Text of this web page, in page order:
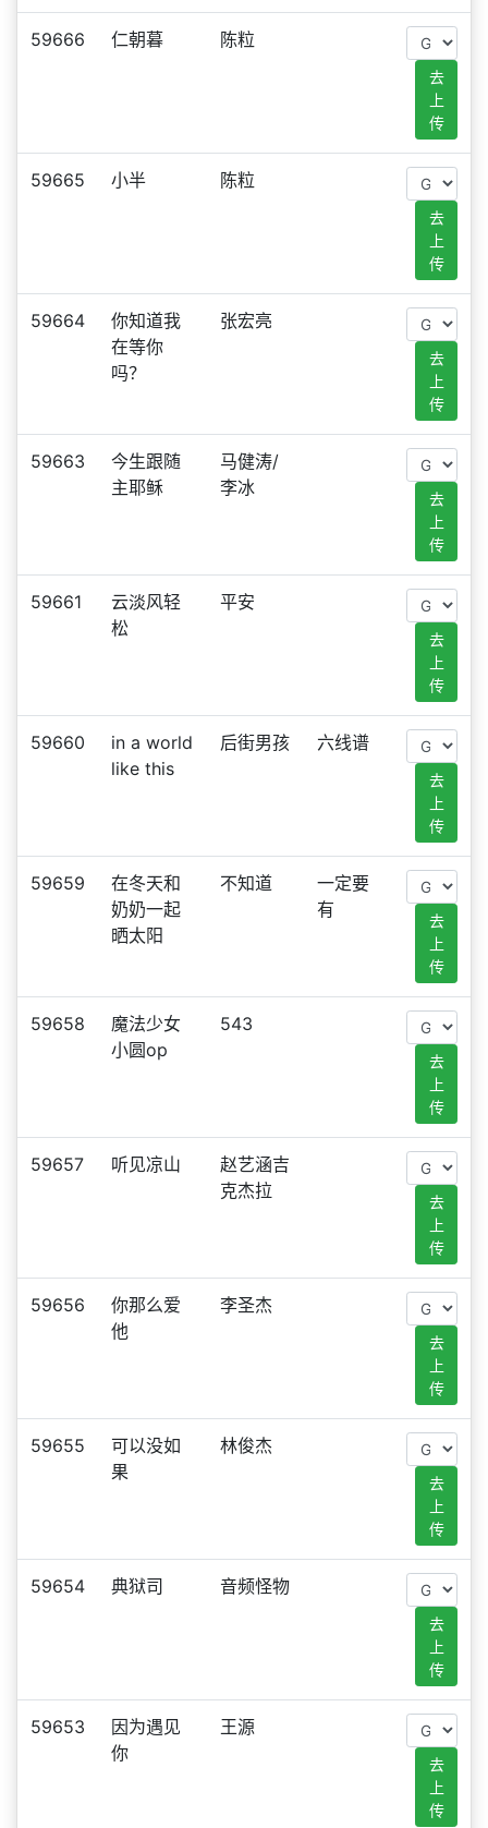
59666 仁朝暮 陈粒
去
上
传
59665 小半 陈粒
去
上
传
59664
你知道我
在等你
吗？
张宏亮
去
上
传
59663
今生跟随
主耶稣
马健涛/
李冰
去
上
传
59661
云淡风轻
松
平安
去
上
传
59660
in a world
like this
后街男孩 六线谱
去
上
传
59659
在冬天和
奶奶一起
晒太阳
不知道
一定要
有
去
上
传
59658
魔法少女
小圆op
543
去
上
传
59657 听见凉山
赵艺涵吉
克杰拉
去
上
传
59656
你那么爱
他
李圣杰
去
上
传
59655
可以没如
果
林俊杰
去
上
传
59654 典狱司 音频怪物
去
上
传
59653
因为遇见
你
王源
去
上
传